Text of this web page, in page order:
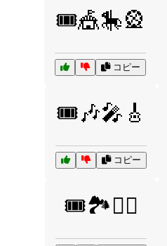
🎟️🎪🎠🎡
コピー
🎟️🎶🎤🎸
コピー
🎟️🏞️🚶‍♂️